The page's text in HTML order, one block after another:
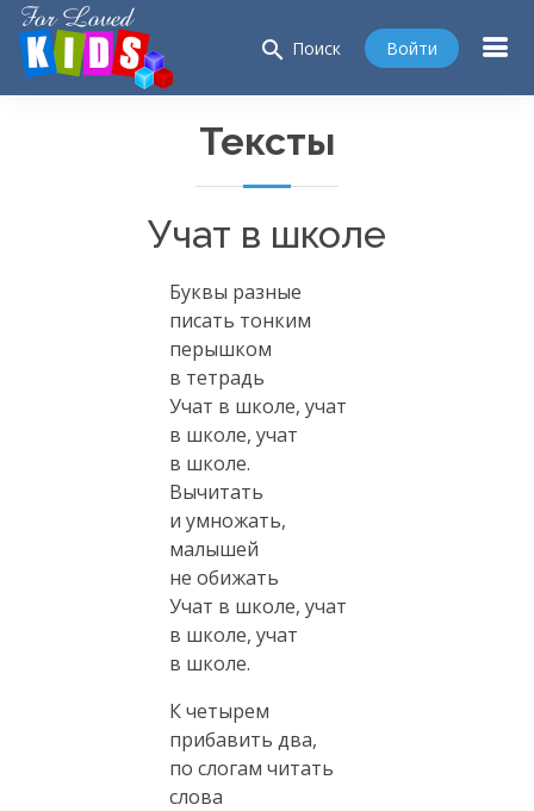
search Поиск Войти
Тексты
Учат в школе
Буквы разные
писать тонким
перышком
в тетрадь
Учат в школе, учат
в школе, учат
в школе.
Вычитать
и умножать,
малышей
не обижать
Учат в школе, учат
в школе, учат
в школе.
К четырем
прибавить два,
по слогам читать
слова